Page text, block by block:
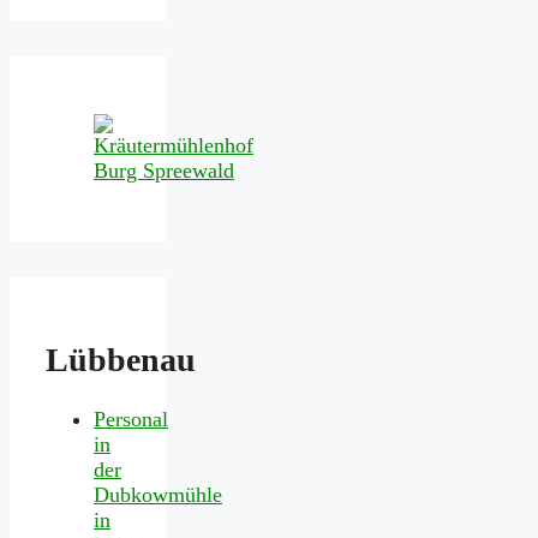
Lübbenau
Personal
in
der
Dubkowmühle
in